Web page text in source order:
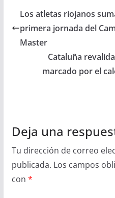
Los atletas riojanos
primera jornada del
Master
Cataluña
marcado por el
Deja una
Tu dirección de correo
publicada. Los campos
con *